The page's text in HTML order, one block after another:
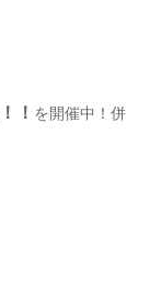
！ ！ を開催中！併